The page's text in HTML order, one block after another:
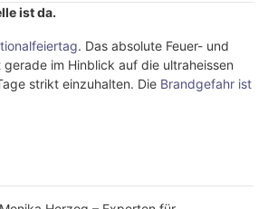
ist da.
. Das absolute Feuer- und
im Hinblick auf die ultraheissen
strikt einzuhalten. Die Brandgefahr ist